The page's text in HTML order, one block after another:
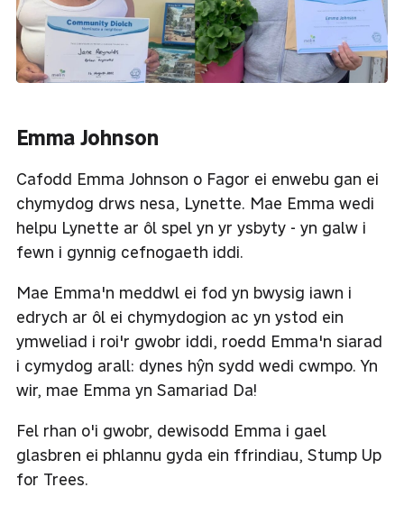
Emma Johnson
Cafodd Emma Johnson o Fagor ei enwebu gan ei
chymydog drws nesa, Lynette. Mae Emma wedi
helpu Lynette ar ôl spel yn yr ysbyty - yn galw i
fewn i gynnig cefnogaeth iddi.
Mae Emma'n meddwl ei fod yn bwysig iawn i
edrych ar ôl ei chymydogion ac yn ystod ein
ymweliad i roi'r gwobr iddi, roedd Emma'n siarad
i cymydog arall: dynes hŷn sydd wedi cwmpo. Yn
wir, mae Emma yn Samariad Da!
Fel rhan o'i gwobr, dewisodd Emma i gael
glasbren ei phlannu gyda ein ffrindiau, Stump Up
for Trees.